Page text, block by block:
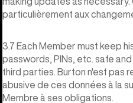
particulièrement aux
3.7 Each Member must keep
passwords, PINs, etc. safe
third parties. Burton n'est pas
abusive de ces données à la
Membre à ses obligations.